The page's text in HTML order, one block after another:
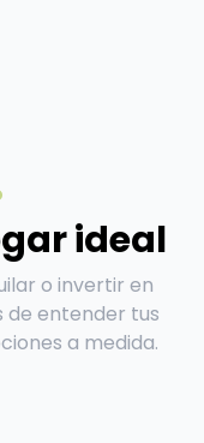
ideal
o invertir en
de entender tus
a medida.